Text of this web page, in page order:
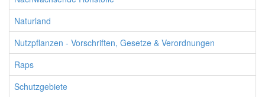
Naturland
Nutzpflanzen - Vorschriften, Gesetze & Verordnungen
Raps
Schutzgebiete